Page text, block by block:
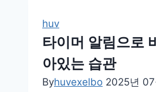
huv
타이머 알림으로
아있는 습관
Byhuvexelbo 2025년